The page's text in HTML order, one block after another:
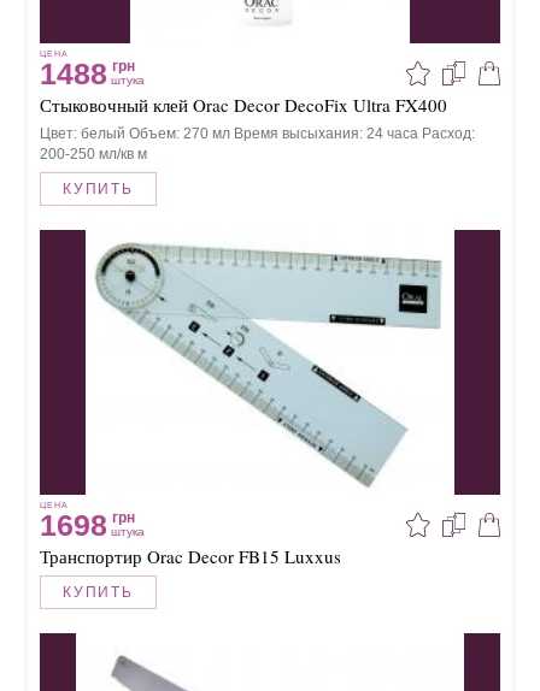
ЦЕНА
1488 грн
штука
Стыковочный клей Orac Decor DecoFix Ultra FX400
Цвет: белый Объем: 270 мл Время высыхания: 24 часа Расход:
200-250 мл/кв м
КУПИТЬ
ЦЕНА
1698 грн
штука
Транспортир Orac Decor FB15 Luxxus
КУПИТЬ